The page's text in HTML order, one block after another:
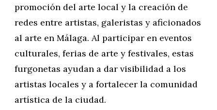
promoción del arte local y la creación de
redes entre artistas, galeristas y aficionados
al arte en Málaga. Al participar en eventos
culturales, ferias de arte y festivales, estas
furgonetas ayudan a dar visibilidad a los
artistas locales y a fortalecer la comunidad
artística de la ciudad.